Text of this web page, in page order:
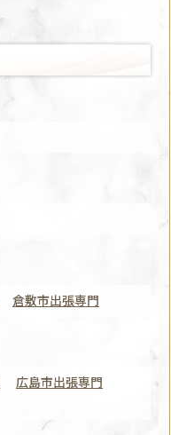
倉敷市出張専門
広島市出張専門